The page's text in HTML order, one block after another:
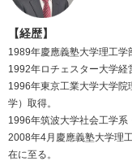
【経歴】
1989年慶應義塾大学理工学
1992年ロチェスター大学経
1996年東京工業大学大学院
学）取得。
1996年筑波大学社会工学系
2008年4月慶應義塾大学理
在に至る。